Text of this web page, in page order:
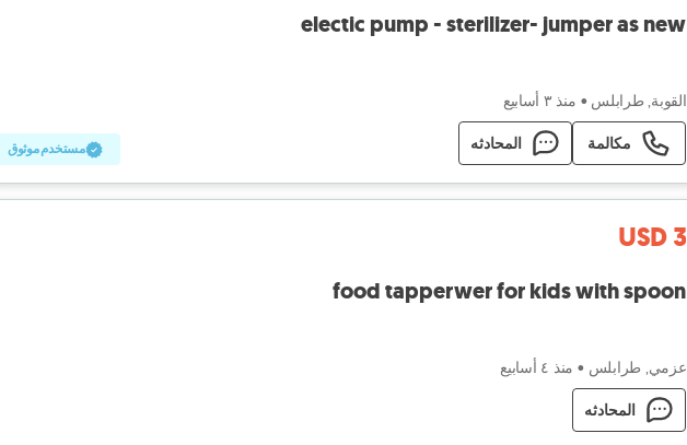
electic pump - sterilizer- jumper as new
القوبة, طرابلس • منذ ٣ أسابيع
مكالمة المحادثه مستخدم موثوق
USD 3
food tapperwer for kids with spoon
عزمي, طرابلس • منذ ٤ أسابيع
المحادثه